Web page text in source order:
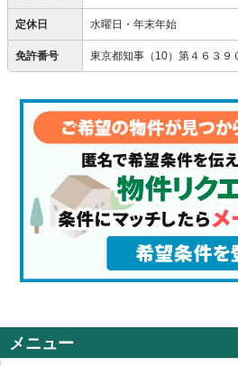
定休日 水曜日・年末年始
免許番号 東京都知事（10）第４６３９
メニュー